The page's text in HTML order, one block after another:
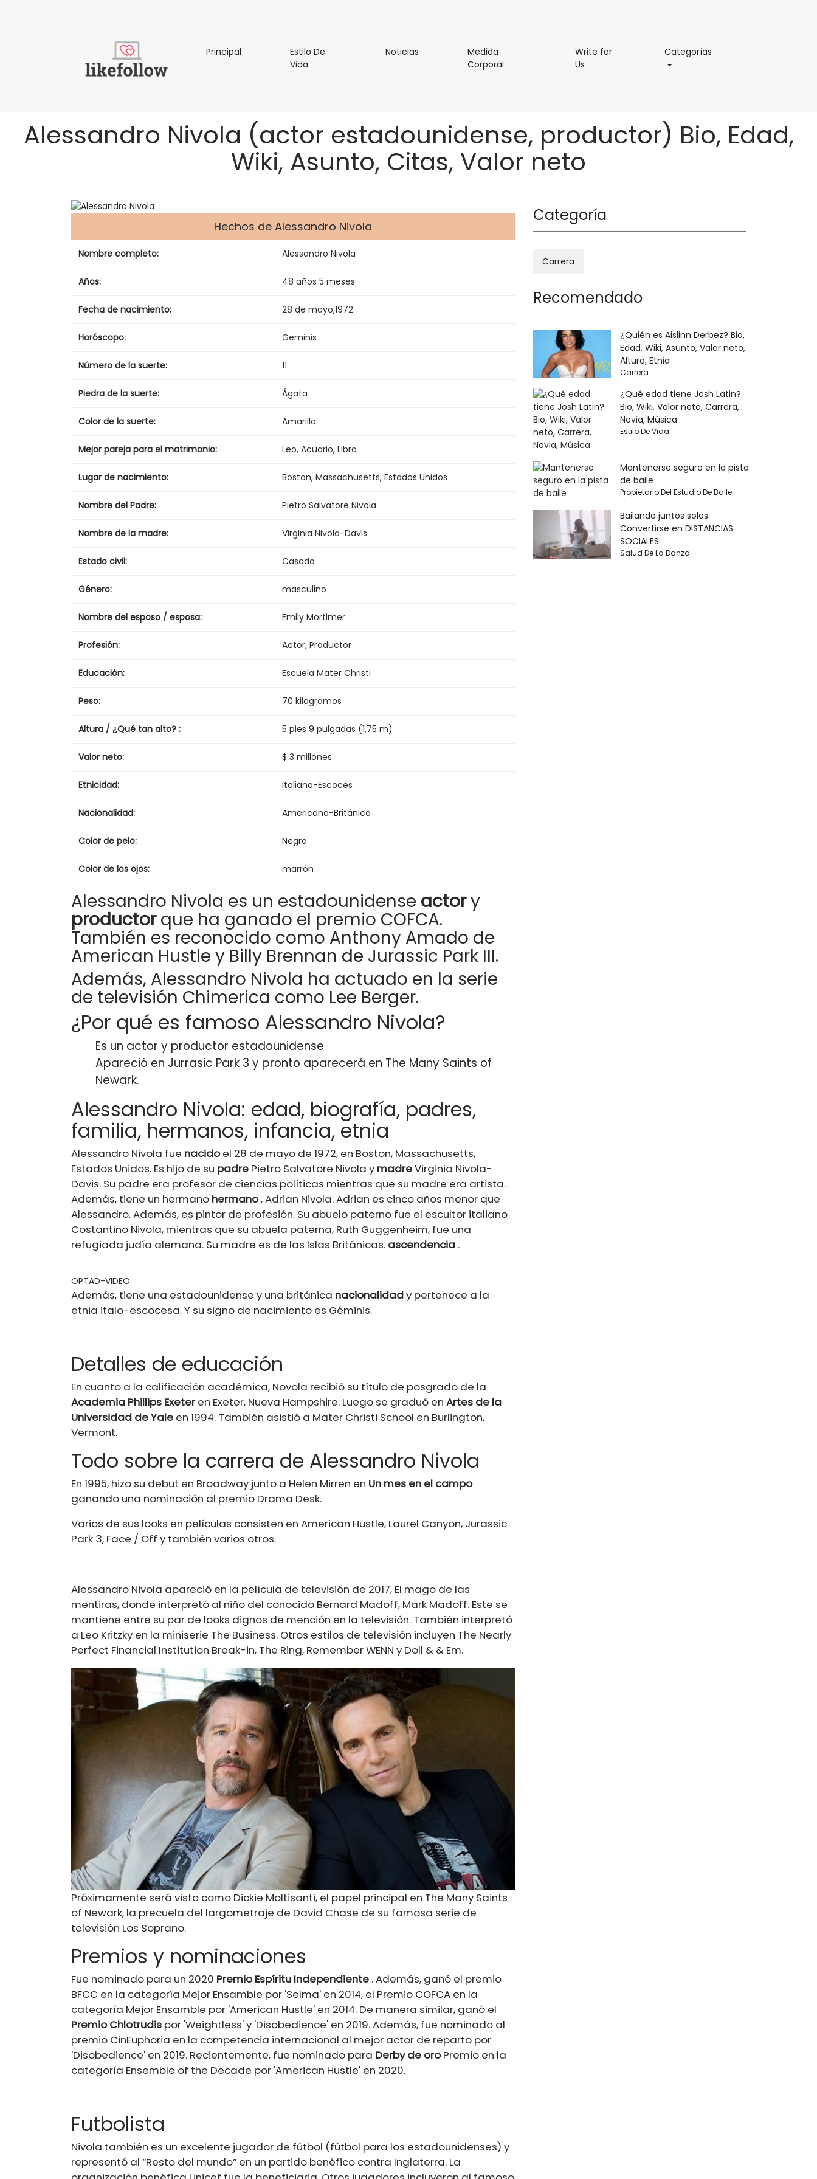
Principal
Estilo De
Vida
NoticiasNoticias
Medida
CorporalMedida
Write for
Us
Categorías
Alessandro Nivola (actor estadounidense, productor) Bio, Edad,
Wiki, Asunto, Citas, Valor neto
Hechos de Alessandro Nivola
Nombre completo: Alessandro Nivola
Años: 48 años 5 meses
Fecha de nacimiento: 28 de mayo,1972
Horóscopo: Geminis
Número de la suerte: 11
Piedra de la suerte: Ágata
Color de la suerte: Amarillo
Mejor pareja para el matrimonio: Leo, Acuario, Libra
Lugar de nacimiento: Boston, Massachusetts, Estados Unidos
Nombre del Padre: Pietro Salvatore Nivola
Nombre de la madre: Virginia Nivola-Davis
Estado civil: Casado
Género: masculino
Nombre del esposo / esposa: Emily Mortimer
Profesión: Actor, Productor
Educación: Escuela Mater Christi
Peso: 70 kilogramos
Altura / ¿Qué tan alto? : 5 pies 9 pulgadas (1,75 m)
Valor neto: $ 3 millones
Etnicidad: Italiano-Escocés
Nacionalidad: Americano-Británico
Color de pelo: Negro
Color de los ojos: marrón
Alessandro Nivola es un estadounidense actory
productorque ha ganado el premio COFCA.
También es reconocido como Anthony Amado de
American Hustle y Billy Brennan de Jurassic Park III.
Además, Alessandro Nivola ha actuado en la serie
de televisión Chimerica como Lee Berger.
¿Por qué es famoso Alessandro Nivola?
Es un actor y productor estadounidense
Apareció en Jurrasic Park 3 y pronto aparecerá en The Many Saints of
Newark.
Alessandro Nivola: edad, biografía, padres,
familia, hermanos, infancia, etnia
Alessandro Nivola fue nacidoel 28 de mayo de 1972, en Boston, Massachusetts,
Estados Unidos. Es hijo de su padre Pietro Salvatore Nivola y madreVirginia Nivola-
Davis. Su padre era profesor de ciencias políticas mientras que su madre era artista.
Además, tiene un hermano hermano, Adrian Nivola. Adrian es cinco años menor que
Alessandro. Además, es pintor de profesión. Su abuelo paterno fue el escultor italiano
Costantino Nivola, mientras que su abuela paterna, Ruth Guggenheim, fue una
refugiada judía alemana. Su madre es de las Islas Británicas. ascendencia .
OPTAD-VIDEO
Además, tiene una estadounidense y una británica nacionalidady pertenece a la
etnia italo-escocesa. Y su signo de nacimiento es Géminis.
Detalles de educación
En cuanto a la calificación académica, Novola recibió su título de posgrado de la
Academia Phillips Exeteren Exeter, Nueva Hampshire. Luego se graduó en Artes de la
Universidad de Yale en 1994. También asistió a Mater Christi School en Burlington,
Vermont.
Todo sobre la carrera de Alessandro Nivola
En 1995, hizo su debut en Broadway junto a Helen Mirren en Un mes en el campo
ganando una nominación al premio Drama Desk.
Varios de sus looks en películas consisten en American Hustle, Laurel Canyon, Jurassic
Park 3, Face / Off y también varios otros.
Alessandro Nivola apareció en la película de televisión de 2017, El mago de las
mentiras, donde interpretó al niño del conocido Bernard Madoff, Mark Madoff. Este se
mantiene entre su par de looks dignos de mención en la televisión. También interpretó
a Leo Kritzky en la miniserie The Business. Otros estilos de televisión incluyen The Nearly
Perfect Financial Institution Break-in, The Ring, Remember WENN y Doll & & Em.
Próximamente será visto como Dickie Moltisanti, el papel principal en The Many Saints
of Newark, la precuela del largometraje de David Chase de su famosa serie de
televisión Los Soprano.
Premios y nominaciones
Fue nominado para un 2020 Premio Espíritu Independiente . Además, ganó el premio
BFCC en la categoría Mejor Ensamble por 'Selma' en 2014, el Premio COFCA en la
categoría Mejor Ensamble por 'American Hustle' en 2014. De manera similar, ganó el
Premio Chlotrudis por 'Weightless' y 'Disobedience' en 2019. Además, fue nominado al
premio CinEuphoria en la competencia internacional al mejor actor de reparto por
'Disobedience' en 2019. Recientemente, fue nominado para Derby de oroPremio en la
categoría Ensemble of the Decade por 'American Hustle' en 2020.
Futbolista
Nivola también es un excelente jugador de fútbol (fútbol para los estadounidenses) y
representó al “Resto del mundo” en un partido benéfico contra Inglaterra. La
Categoría
Carrera
Recomendado
¿Quién es Aislinn Derbez? Bio,
Edad, Wiki, Asunto, Valor neto,
Altura, Etnia
Carrera
¿Qué edad tiene Josh Latin?
Bio, Wiki, Valor neto, Carrera,
Novia, Música
Estilo De Vida
Mantenerse seguro en la pista
de baile
Propietario Del Estudio De Baile
Bailando juntos solos:
Convertirse en DISTANCIAS
SOCIALES
Salud De La Danza